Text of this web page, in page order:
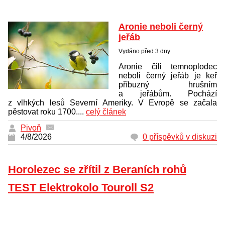
Aronie neboli černý
jeřáb
Vydáno před 3 dny
Aronie čili temnoplodec
neboli černý jeřáb je keř
příbuzný hrušním
a jeřábům. Pochází
z vlhkých lesů Severní Ameriky. V Evropě se začala
pěstovat roku 1700.... celý článek
Pivoň
4/8/2026
0 příspěvků v diskuzi
Horolezec se zřítil z Beraních rohů
TEST Elektrokolo Touroll S2